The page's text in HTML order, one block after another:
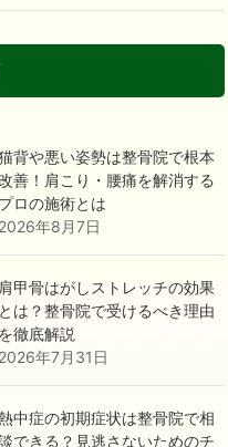
背や悪い姿勢は整骨院で根本
善！肩こり・腰痛を解消する
プロの施術とは
2026年8月7日
肩甲骨はがしストレッチの効果
とは？整骨院で受けるべき理由
を徹底解説
2026年7月31日
中症の初期症状は整骨院で相
できる？見逃さないためのチ